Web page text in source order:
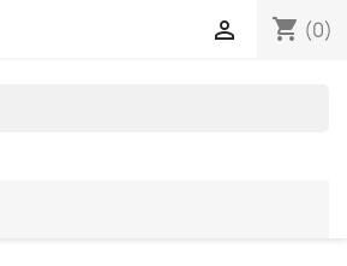
shopping_cart (0)
